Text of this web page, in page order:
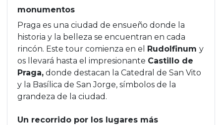
monumentos
Praga es una ciudad de ensueño donde la
historia y la belleza se encuentran en cada
rincón. Este tour comienza en el Rudolfinum y
os llevará hasta el impresionante Castillo de
Praga, donde destacan la Catedral de San Vito
y la Basílica de San Jorge, símbolos de la
grandeza de la ciudad.
Un recorrido por los lugares más